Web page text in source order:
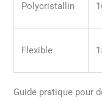
Polycristallin
Flexible
Guide pratique pour